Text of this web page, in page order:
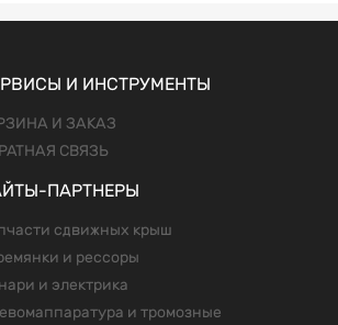
И ИНСТРУМЕНТЫ
И ЗАКАЗ
СВЯЗЬ
ПАРТНЕРЫ
сдвижных крыш
и рессоры
и электрика
и тромозные